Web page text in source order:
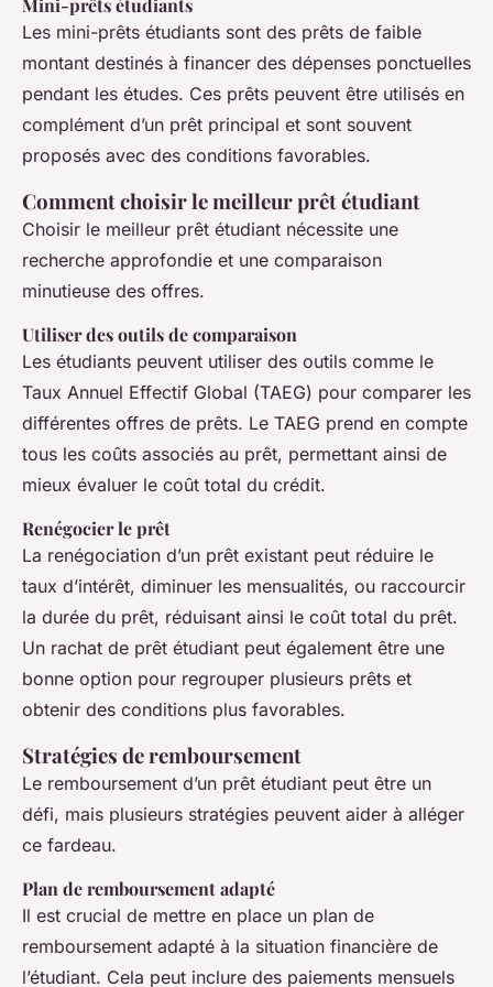
Mini-prêts étudiants
Les mini-prêts étudiants sont des prêts de faible
montant destinés à financer des dépenses ponctuelles
pendant les études. Ces prêts peuvent être utilisés en
complément d’un prêt principal et sont souvent
proposés avec des conditions favorables.
Comment choisir le meilleur prêt étudiant
Choisir le meilleur prêt étudiant nécessite une
recherche approfondie et une comparaison
minutieuse des offres.
Utiliser des outils de comparaison
Les étudiants peuvent utiliser des outils comme le
Taux Annuel Effectif Global (TAEG) pour comparer les
différentes offres de prêts. Le TAEG prend en compte
tous les coûts associés au prêt, permettant ainsi de
mieux évaluer le coût total du crédit.
Renégocier le prêt
La renégociation d’un prêt existant peut réduire le
taux d’intérêt, diminuer les mensualités, ou raccourcir
la durée du prêt, réduisant ainsi le coût total du prêt.
Un rachat de prêt étudiant peut également être une
bonne option pour regrouper plusieurs prêts et
obtenir des conditions plus favorables.
Stratégies de remboursement
Le remboursement d’un prêt étudiant peut être un
défi, mais plusieurs stratégies peuvent aider à alléger
ce fardeau.
Plan de remboursement adapté
Il est crucial de mettre en place un plan de
remboursement adapté à la situation financière de
l’étudiant. Cela peut inclure des paiements mensuels